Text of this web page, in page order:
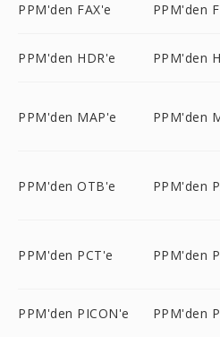
PPM'den FAX'e PPM'den
PPM'den HDR'e PPM'den
PPM'den MAP'e PPM'den
PPM'den OTB'e PPM'den
PPM'den PCT'e PPM'den
PPM'den PICON'e PPM'den